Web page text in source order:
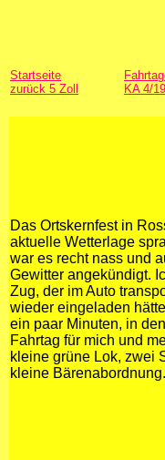
Startseite
zurück 5 Zoll
KA 4/19
Das Ortskernfest in
aktuelle Wetterlage
war es recht nass und
Gewitter angekündigt.
Zug, der im Auto
wieder eingeladen
ein paar Minuten, in
Fahrtag für mich und
kleine grüne Lok, zwei
kleine Bärenabordnung.